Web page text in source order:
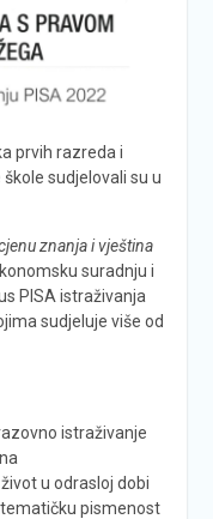
prvih razreda i
sudjelovali su u
znanja i vještina
suradnju i
PISA istraživanja
sudjeluje više od
istraživanje
u odrasloj dobi
pismenost